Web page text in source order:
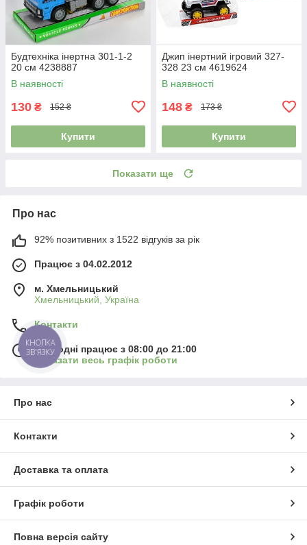
Будтехніка інертна 301-1-2
20 см 4238887
В наявності
130 ₴ 152 ₴
Купити
Джип інертний ігровий 327-
328 23 см 4619624
В наявності
148 ₴ 173 ₴
Купити
Показати ще
Про нас
92% позитивних з 1522 відгуків за рік
Працює з 04.02.2012
м. Хмельницький
Хмельницький, Україна
Контакти
Сьогодні працює з 08:00 до 21:00
Показати весь графік роботи
Про нас
Контакти
Доставка та оплата
Графік роботи
Повна версія сайту
КНОПКА
ЗВ'ЯЗКУ